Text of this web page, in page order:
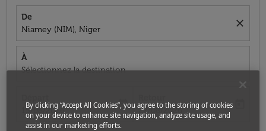
De
Niamey (NIM), Niger
close
À
Sélectionnez la destination
fc-booking-departure-date-aria-label
15/08/2026
today
fc-booking-return-date-aria-label
22/08/2026
By clicking “Accept All Cookies”, you agree to the storing of cookies
on your device to enhance site navigation, analyze site usage, and
assist in our marketing efforts.